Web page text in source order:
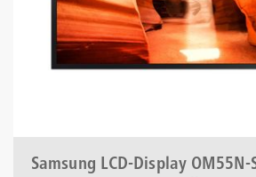
Samsung LCD-Display OM55N-